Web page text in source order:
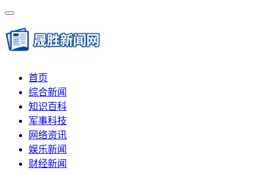
首页
综合新闻
知识百科
军事科技
网络资讯
娱乐新闻
财经新闻